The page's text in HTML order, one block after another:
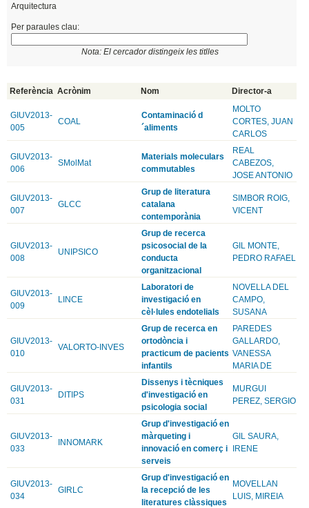
Arquitectura
Per paraules clau:
Nota: El cercador distingeix les titlles
Referència Acrònim Nom Director-a
GIUV2013-
005
COAL
Contaminació d
´aliments
MOLTO
CORTES, JUAN
CARLOS
GIUV2013-
006
SMolMat
Materials moleculars
commutables
REAL
CABEZOS,
JOSE ANTONIO
GIUV2013-
007
GLCC
Grup de literatura
catalana
contemporània
SIMBOR ROIG,
VICENT
GIUV2013-
008
UNIPSICO
Grup de recerca
psicosocial de la
conducta
organitzacional
GIL MONTE,
PEDRO RAFAEL
GIUV2013-
009
LINCE
Laboratori de
investigació en
cèl·lules endotelials
NOVELLA DEL
CAMPO,
SUSANA
GIUV2013-
010
VALORTO-INVES
Grup de recerca en
ortodòncia i
practicum de pacients
infantils
PAREDES
GALLARDO,
VANESSA
MARIA DE
GIUV2013-
031
DITIPS
Dissenys i tècniques
d'investigació en
psicologia social
MURGUI
PEREZ, SERGIO
GIUV2013-
033
INNOMARK
Grup d'investigació en
màrqueting i
innovació en comerç i
serveis
GIL SAURA,
IRENE
GIUV2013-
034
GIRLC
Grup d'investigació en
la recepció de les
literatures clàssiques
MOVELLAN
LUIS, MIREIA